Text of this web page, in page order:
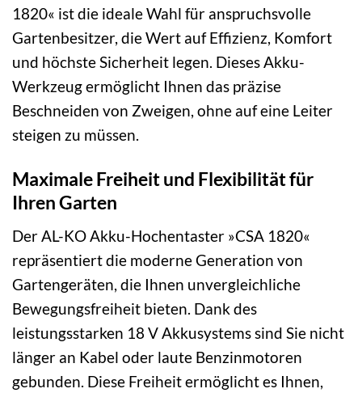
1820« ist die ideale Wahl für anspruchsvolle
Gartenbesitzer, die Wert auf Effizienz, Komfort
und höchste Sicherheit legen. Dieses Akku-
Werkzeug ermöglicht Ihnen das präzise
Beschneiden von Zweigen, ohne auf eine Leiter
steigen zu müssen.
Maximale Freiheit und Flexibilität für
Ihren Garten
Der AL-KO Akku-Hochentaster »CSA 1820«
repräsentiert die moderne Generation von
Gartengeräten, die Ihnen unvergleichliche
Bewegungsfreiheit bieten. Dank des
leistungsstarken 18 V Akkusystems sind Sie nicht
länger an Kabel oder laute Benzinmotoren
gebunden. Diese Freiheit ermöglicht es Ihnen,